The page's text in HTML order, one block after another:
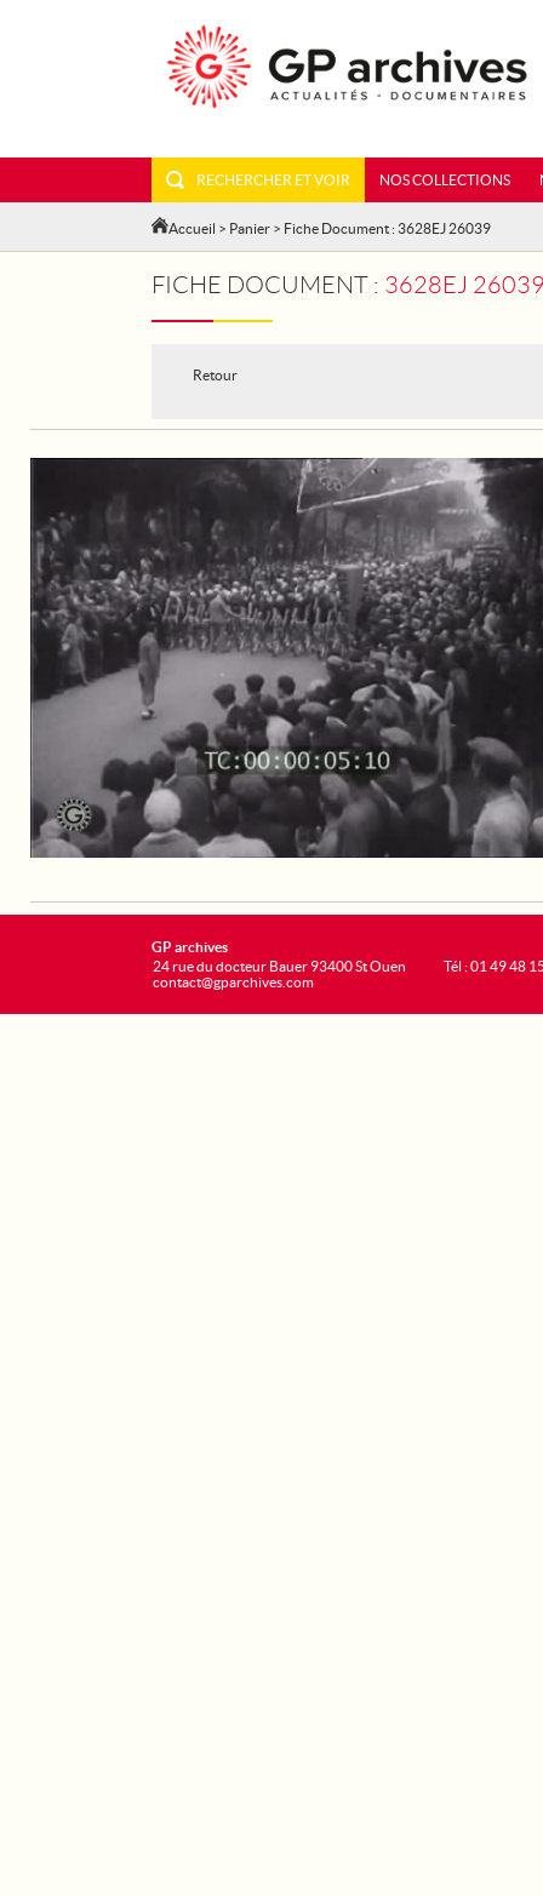
RECHERCHER ET VOIR NOS COLLECTIONS
Accueil > Panier > Fiche Document : 3628EJ 26039
FICHE DOCUMENT : 3628EJ 26039 -
Retour
GP archives
24 rue du docteur Bauer 93400 St Ouen
contact@gparchives.com
Tél : 01 49 48